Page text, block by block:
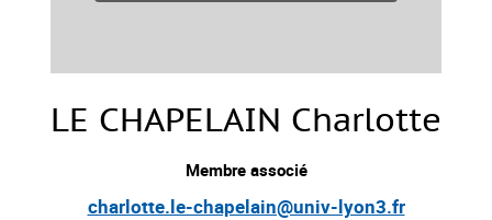
LE CHAPELAIN Charlotte
Membre associé
charlotte.le-chapelain@univ-lyon3.fr